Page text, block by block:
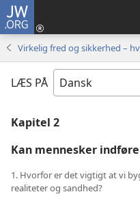
JW.ORG
Virkelig fred og sikkerhed –
LÆS PÅ
Kapitel 2
Kan mennesker
1. Hvorfor er det vigtigt at vi
realiteter og sandhed?